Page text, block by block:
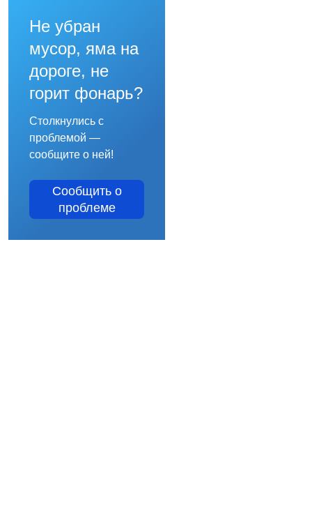
Не убран
мусор, яма на
дороге, не
горит фонарь?
Столкнулись с
проблемой —
сообщите о ней!
Сообщить о
проблеме